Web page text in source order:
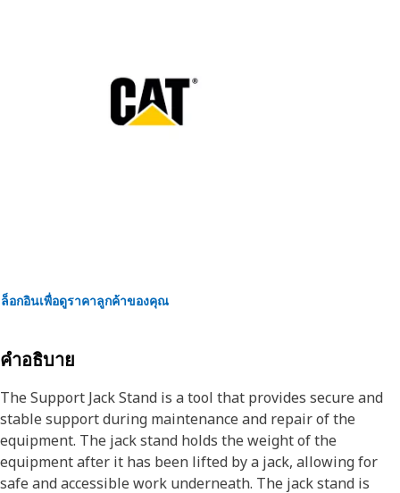
ล็อกอินเพื่อดูราคาลูกค้าของคุณ
คำอธิบาย
The Support Jack Stand is a tool that provides secure and
stable support during maintenance and repair of the
equipment. The jack stand holds the weight of the
equipment after it has been lifted by a jack, allowing for
safe and accessible work underneath. The jack stand is